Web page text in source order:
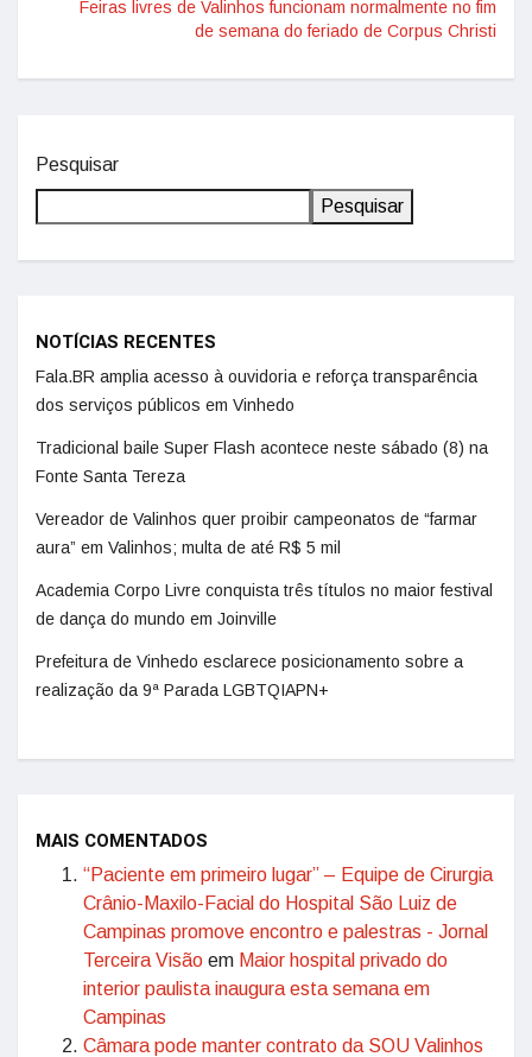
Feiras livres de Valinhos funcionam normalmente no fim
de semana do feriado de Corpus Christi
Pesquisar
Pesquisar
NOTÍCIAS RECENTES
Fala.BR amplia acesso à ouvidoria e reforça transparência
dos serviços públicos em Vinhedo
Tradicional baile Super Flash acontece neste sábado (8) na
Fonte Santa Tereza
Vereador de Valinhos quer proibir campeonatos de “farmar
aura” em Valinhos; multa de até R$ 5 mil
Academia Corpo Livre conquista três títulos no maior festival
de dança do mundo em Joinville
Prefeitura de Vinhedo esclarece posicionamento sobre a
realização da 9ª Parada LGBTQIAPN+
MAIS COMENTADOS
“Paciente em primeiro lugar” – Equipe de Cirurgia
Crânio-Maxilo-Facial do Hospital São Luiz de
Campinas promove encontro e palestras - Jornal
Terceira Visão em Maior hospital privado do
interior paulista inaugura esta semana em
Campinas
Câmara pode manter contrato da SOU Valinhos